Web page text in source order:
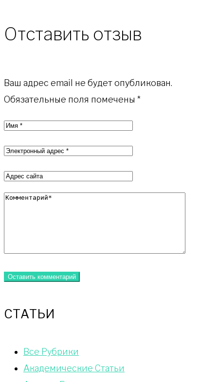
Отставить отзыв
Ваш адрес email не будет опубликован.
Обязательные поля помечены *
СТАТЬИ
Bce Pyбрики
Академические Статьи